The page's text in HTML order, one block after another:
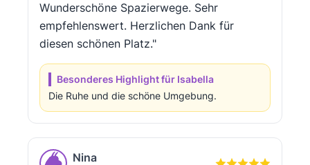
Wunderschöne Spazierwege. Sehr
empfehlenswert. Herzlichen Dank für
diesen schönen Platz."
Besonderes Highlight für Isabella
Die Ruhe und die schöne Umgebung.
Nina